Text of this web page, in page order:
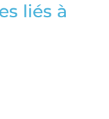
liés à